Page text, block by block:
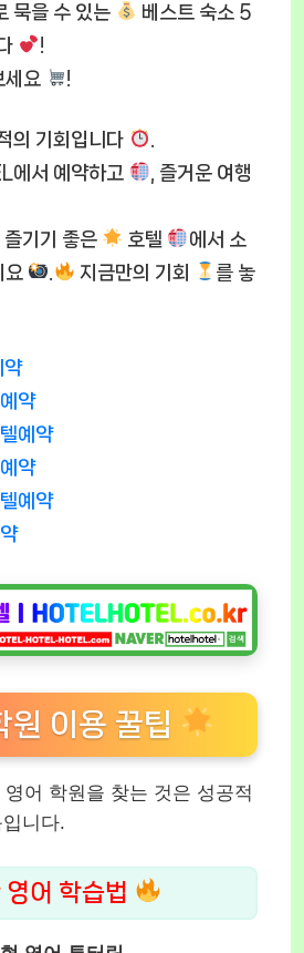
묵을 수 있는
베스트 숙소 5
!
세요
!
의 기회입니다
에서 예약하고
, 즐거운 여행
즐기기 좋은 호텔
에서 소
요
지금만의 기회
를 놓
약
약
예약
약
예약
원 이용 꿀팁
어 학원을 찾는 것은 성공적
니다.
영어 학습법